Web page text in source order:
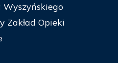
Wyszyńskiego
Zakład Opieki